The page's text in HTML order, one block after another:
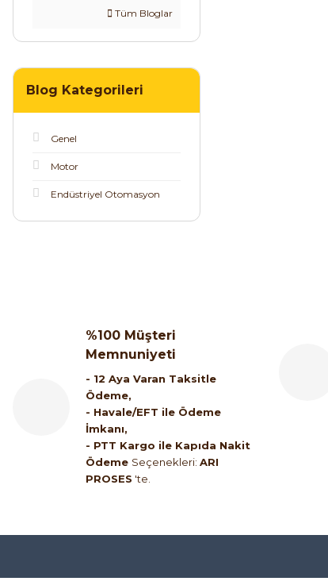
Tüm Bloglar
Blog Kategorileri
Genel
Motor
Endüstriyel Otomasyon
%100 Müşteri
Memnuniyeti
- 12 Aya Varan Taksitle
Ödeme,
- Havale/EFT ile Ödeme
İmkanı,
- PTT Kargo ile Kapıda Nakit
Ödeme Seçenekleri: ARI
PROSES 'te.